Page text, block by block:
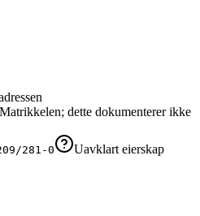
dette dokumenterer ikke
281-0
Uavklart eierskap